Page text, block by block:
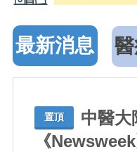
最新消息
置頂
中醫大
《